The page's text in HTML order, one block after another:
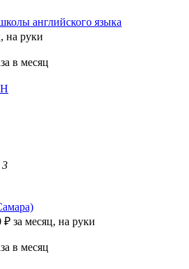
английского языка
на руки
в месяц
3
₽ за месяц, на руки
в месяц